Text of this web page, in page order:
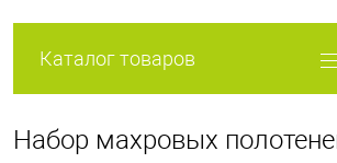
Каталог товаров
Набор махровых